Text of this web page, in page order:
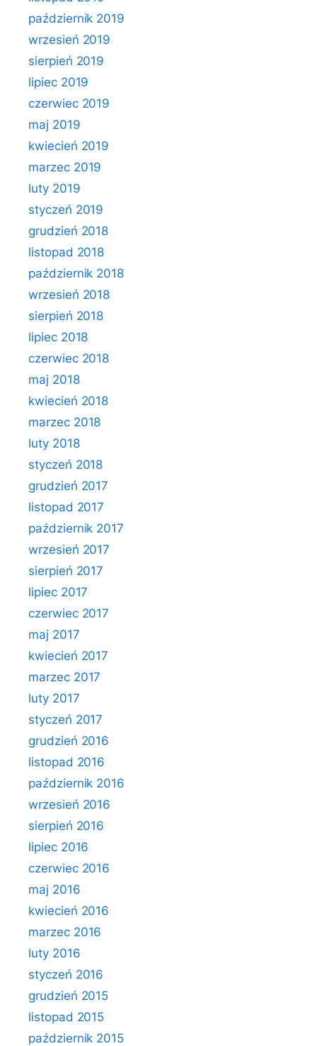
październik 2019
wrzesień 2019
sierpień 2019
lipiec 2019
czerwiec 2019
maj 2019
kwiecień 2019
marzec 2019
luty 2019
styczeń 2019
grudzień 2018
listopad 2018
październik 2018
wrzesień 2018
sierpień 2018
lipiec 2018
czerwiec 2018
maj 2018
kwiecień 2018
marzec 2018
luty 2018
styczeń 2018
grudzień 2017
listopad 2017
październik 2017
wrzesień 2017
sierpień 2017
lipiec 2017
czerwiec 2017
maj 2017
kwiecień 2017
marzec 2017
luty 2017
styczeń 2017
grudzień 2016
listopad 2016
październik 2016
wrzesień 2016
sierpień 2016
lipiec 2016
czerwiec 2016
maj 2016
kwiecień 2016
marzec 2016
luty 2016
styczeń 2016
grudzień 2015
listopad 2015
październik 2015